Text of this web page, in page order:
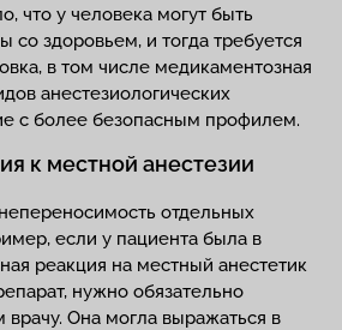
что у человека могут быть
здоровьем, и тогда требуется
в том числе медикаментозная
анестезиологических
с более безопасным профилем.
к местной анестезии
отдельных
если у пациента была в
реакция на местный анестетик
нужно обязательно
Она могла выражаться в